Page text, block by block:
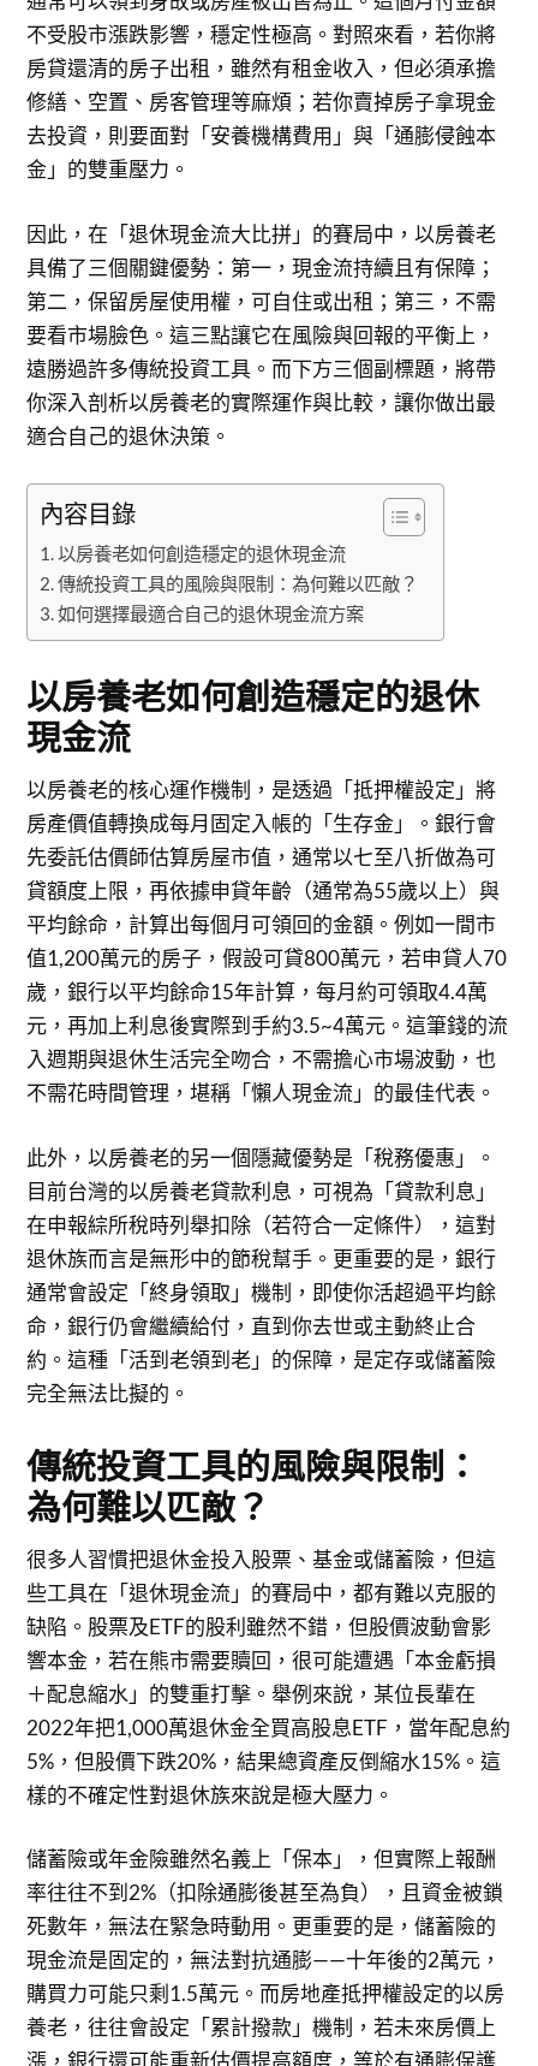
不受股市漲跌影響，穩定性極高。對照來看，若你將
房貸還清的房子出租，雖然有租金收入，但必須承擔
修繕、空置、房客管理等麻煩；若你賣掉房子拿現金
去投資，則要面對「安養機構費用」與「通膨侵蝕本
金」的雙重壓力。
因此，在「退休現金流大比拼」的賽局中，以房養老
具備了三個關鍵優勢：第一，現金流持續且有保障；
第二，保留房屋使用權，可自住或出租；第三，不需
要看市場臉色。這三點讓它在風險與回報的平衡上，
遠勝過許多傳統投資工具。而下方三個副標題，將帶
你深入剖析以房養老的實際運作與比較，讓你做出最
適合自己的退休決策。
內容目錄
以房養老如何創造穩定的退休現金流
傳統投資工具的風險與限制：為何難以匹敵？
如何選擇最適合自己的退休現金流方案
以房養老如何創造穩定的退休
現金流
以房養老的核心運作機制，是透過「抵押權設定」將
房產價值轉換成每月固定入帳的「生存金」。銀行會
先委託估價師估算房屋市值，通常以七至八折做為可
貸額度上限，再依據申貸年齡（通常為55歲以上）與
平均餘命，計算出每個月可領回的金額。例如一間市
值1,200萬元的房子，假設可貸800萬元，若申貸人70
歲，銀行以平均餘命15年計算，每月約可領取4.4萬
元，再加上利息後實際到手約3.5~4萬元。這筆錢的流
入週期與退休生活完全吻合，不需擔心市場波動，也
不需花時間管理，堪稱「懶人現金流」的最佳代表。
此外，以房養老的另一個隱藏優勢是「稅務優惠」。
目前台灣的以房養老貸款利息，可視為「貸款利息」
在申報綜所稅時列舉扣除（若符合一定條件），這對
退休族而言是無形中的節稅幫手。更重要的是，銀行
通常會設定「終身領取」機制，即使你活超過平均餘
命，銀行仍會繼續給付，直到你去世或主動終止合
約。這種「活到老領到老」的保障，是定存或儲蓄險
完全無法比擬的。
傳統投資工具的風險與限制：
為何難以匹敵？
很多人習慣把退休金投入股票、基金或儲蓄險，但這
些工具在「退休現金流」的賽局中，都有難以克服的
缺陷。股票及ETF的股利雖然不錯，但股價波動會影
響本金，若在熊市需要贖回，很可能遭遇「本金虧損
＋配息縮水」的雙重打擊。舉例來說，某位長輩在
2022年把1,000萬退休金全買高股息ETF，當年配息約
5%，但股價下跌20%，結果總資產反倒縮水15%。這
樣的不確定性對退休族來說是極大壓力。
儲蓄險或年金險雖然名義上「保本」，但實際上報酬
率往往不到2%（扣除通膨後甚至為負），且資金被鎖
死數年，無法在緊急時動用。更重要的是，儲蓄險的
現金流是固定的，無法對抗通膨——十年後的2萬元，
購買力可能只剩1.5萬元。而房地產抵押權設定的以房
養老，往往會設定「累計撥款」機制，若未來房價上
漲，銀行還可能重新估價提高額度，等於有通膨保護